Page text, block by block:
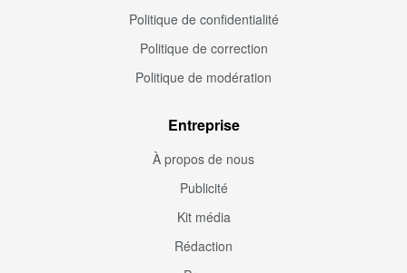
Politique de confidentialité
Politique de correction
Politique de modération
Entreprise
À propos de nous
Publicité
Kit média
Rédaction